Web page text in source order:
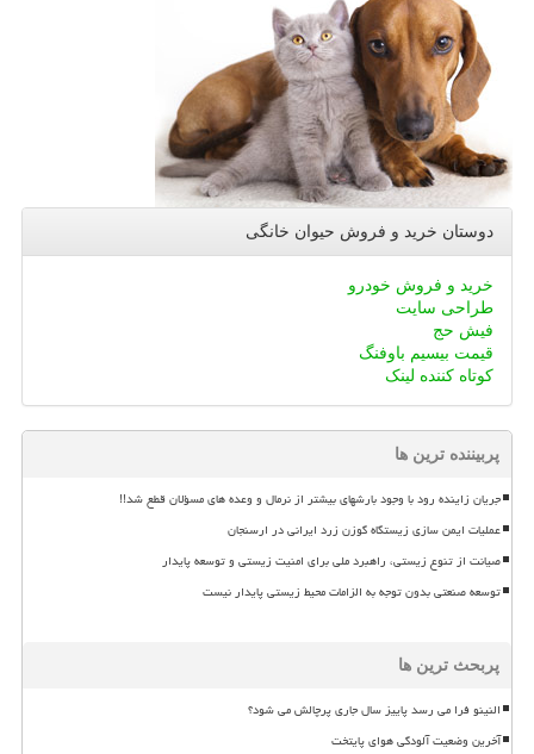
دوستان خرید و فروش حیوان خانگی
خرید و فروش خودرو
طراحی سایت
فیش حج
قیمت بیسیم باوفنگ
کوتاه کننده لینک
پربیننده ترین ها
جریان زاینده رود با وجود بارشهای بیشتر از نرمال و وعده های مسؤلان قطع شد!!
عملیات ایمن سازی زیستگاه گوزن زرد ایرانی در ارسنجان
صیانت از تنوع زیستی، راهبرد ملی برای امنیت زیستی و توسعه پایدار
توسعه صنعتی بدون توجه به الزامات محیط زیستی پایدار نیست
پربحث ترین ها
النینو فرا می رسد پاییز سال جاری پرچالش می شود؟
آخرین وضعیت آلودگی هوای پایتخت